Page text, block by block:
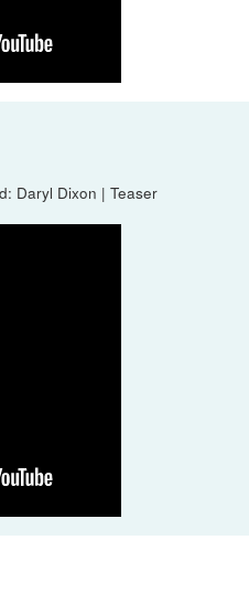
Daryl Dixon | Teaser